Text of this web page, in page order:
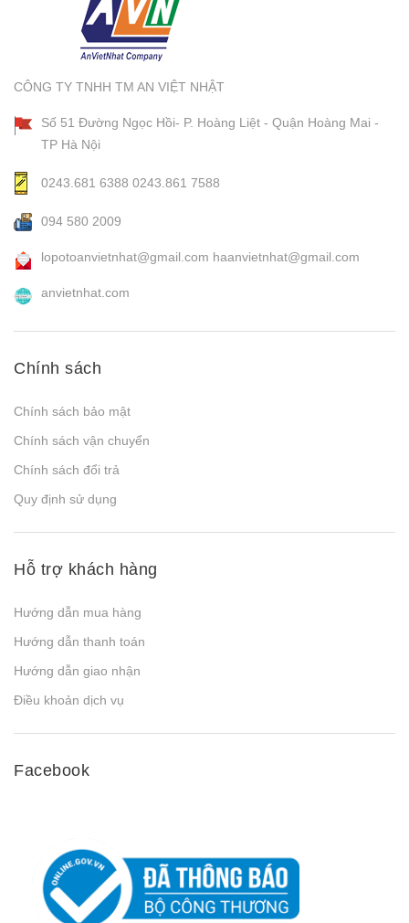
CÔNG TY TNHH TM AN VIỆT NHẬT
Số 51 Đường Ngọc Hồi- P. Hoàng Liệt - Quận Hoàng Mai -
TP Hà Nội
0243.681 6388 0243.861 7588
094 580 2009
lopotoanvietnhat@gmail.com haanvietnhat@gmail.com
anvietnhat.com
Chính sách
Chính sách bảo mật
Chính sách vận chuyển
Chính sách đổi trả
Quy định sử dụng
Hỗ trợ khách hàng
Hướng dẫn mua hàng
Hướng dẫn thanh toán
Hướng dẫn giao nhận
Điều khoản dịch vụ
Facebook